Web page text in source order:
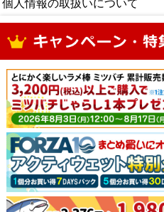
個人情報の取扱いについて